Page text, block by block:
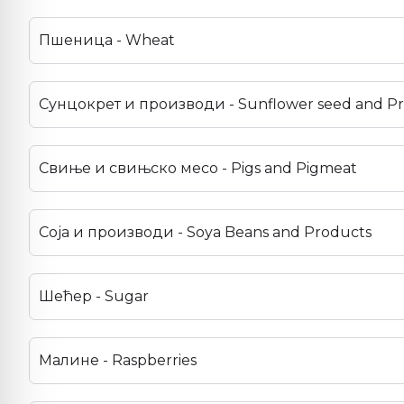
Пшеница - Wheat
Сунцокрет и производи - Sunflower seed and
Свиње и свињско месо - Pigs and Pigmeat
Соја и производи - Soya Beans and Products
Шећер - Sugar
Малине - Raspberries